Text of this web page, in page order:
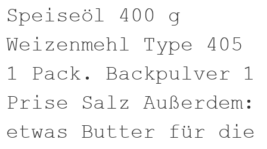
Speiseöl 400 g
Weizenmehl Type 405
1 Pack. Backpulver 1
Prise Salz Außerdem:
etwas Butter für die